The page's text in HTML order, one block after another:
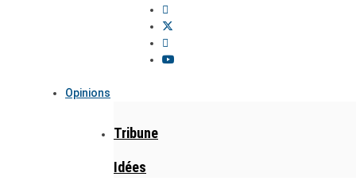
Opinions
Tribune
Idées